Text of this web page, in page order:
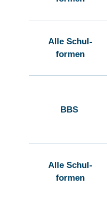
Alle Schul-
formen
BBS
Alle Schul-
formen